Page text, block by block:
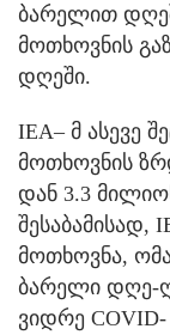
ბარელით
მოთხოვნის
დღეში.
IEA– მ ასევე
მოთხოვნის
დან 3.3
შესაბამისად,
მოთხოვნა,
ბარელი დღე-
ვიდრე COVID-